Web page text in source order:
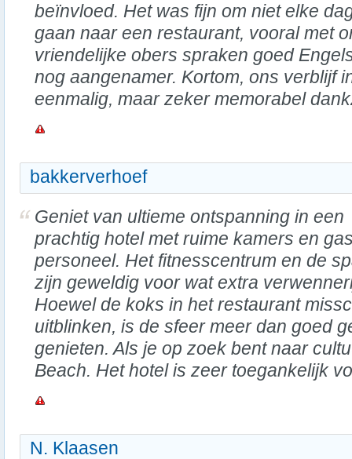
beïnvloed. Het was fijn om niet elke
gaan naar een restaurant, vooral met
vriendelijke obers spraken goed
nog aangenamer. Kortom, ons verblijf
eenmalig, maar zeker memorabel
bakkerverhoef
Geniet van ultieme ontspanning in een
prachtig hotel met ruime kamers en
personeel. Het fitnesscentrum en de
zijn geweldig voor wat extra
Hoewel de koks in het restaurant
uitblinken, is de sfeer meer dan goed
genieten. Als je op zoek bent naar
Beach. Het hotel is zeer toegankelijk
N. Klaasen